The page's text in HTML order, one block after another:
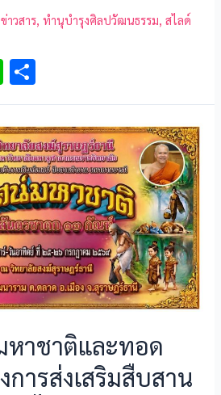
,ข่าวสาร ,ทำนุบำรุงศิลปวัฒนธรรม ,สไลด์
Li
n
e
h
ar
e
หาชาติและทอด
การส่งเสริมสืบสาน